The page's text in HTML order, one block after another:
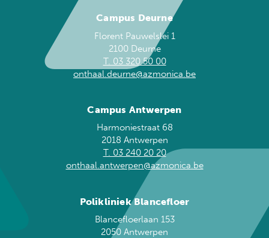
Campus Deurne
Florent Pauwelslei 1
2100 Deurne
T. 03 320 50 00
onthaal.deurne@azmonica.be
Campus Antwerpen
Harmoniestraat 68
2018 Antwerpen
T. 03 240 20 20
onthaal.antwerpen@azmonica.be
Polikliniek Blancefloer
Blancefloerlaan 153
2050 Antwerpen